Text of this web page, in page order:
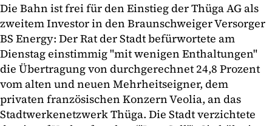
Die Bahn ist frei für den Einstieg der Thüga AG als
zweitem Investor in den Braunschweiger Versorger
BS Energy: Der Rat der Stadt befürwortete am
Dienstag einstimmig "mit wenigen Enthaltungen"
die Übertragung von durchgerechnet 24,8 Prozent
vom alten und neuen Mehrheitseigner, dem
privaten französischen Konzern Veolia, an das
Stadtwerkenetzwerk Thüga. Die Stadt verzichtete